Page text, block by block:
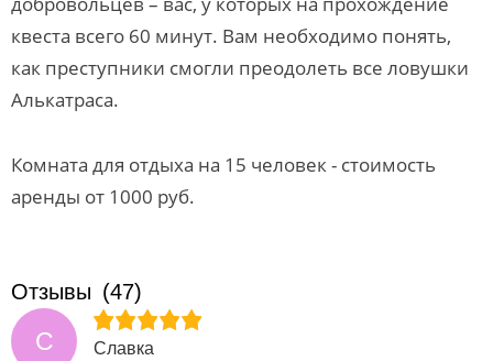
квеста всего 60 минут. Вам необходимо понять,
как преступники смогли преодолеть все ловушки
Алькатраса.
Комната для отдыха на 15 человек - стоимость
аренды от 1000 руб.
Отзывы (47)
С
Славка